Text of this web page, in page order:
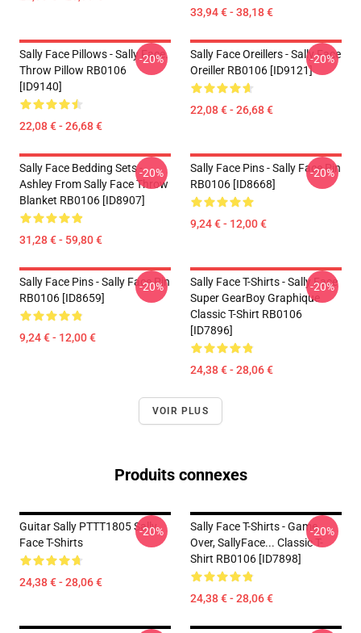
33,94 € - 38,18 €
Sally Face Pillows - Sally Face.
Throw Pillow RB0106
[ID9140]
22,08 € - 26,68 €
-20%
Sally Face Oreillers - Sally Face
Oreiller RB0106 [ID9121]
22,08 € - 26,68 €
-20%
Sally Face Bedding Sets -
Ashley From Sally Face Throw
Blanket RB0106 [ID8907]
31,28 € - 59,80 €
-20%
Sally Face Pins - Sally Face Pin
RB0106 [ID8668]
9,24 € - 12,00 €
-20%
Sally Face Pins - Sally Face Pin
RB0106 [ID8659]
9,24 € - 12,00 €
-20%
Sally Face T-Shirts - Sally Face
Super GearBoy Graphique
Classic T-Shirt RB0106
[ID7896]
24,38 € - 28,06 €
-20%
VOIR PLUS
Produits connexes
Guitar Sally PTTT1805 Sally
Face T-Shirts
24,38 € - 28,06 €
-20%
Sally Face T-Shirts - Game
Over, SallyFace... Classic T-
Shirt RB0106 [ID7898]
24,38 € - 28,06 €
-20%